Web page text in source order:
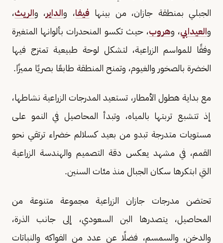
الجبلي بمنطقة جازان، من بينها فيفا، والداير، والريث،
والعيدابي، وهروب، حيث تكسو المنحدرات بألوانها المتغيرة
وفقًا للمواسم الزراعية، لتشكل لوحة طبيعية تمتزج فيها
الخضرة بالصخور والغيوم، وتمنح المنطقة طابعًا بصريًا مميزًا.
مع بداية هطول الأمطار، تستعيد المدرجات الزراعية نشاطها،
إذ تتشبع تربتها بالمياه، وتبدأ المحاصيل في النمو على
مستويات متدرجة تبدو من بعيد كسلالم خضراء ترتقي نحو
القمم، في مشهد يعكس دقة التصميم والهندسة الزراعية
التي ابتكرها سكان الجبال منذ مئات السنين.
تحتضن مدرجات جازان الزراعية مجموعة متنوعة من
المحاصيل، يتصدرها البن السعودي، إلى جانب الذرة،
والدخن، والسمسم، فضلًا عن عدد من الفواكه والنباتات